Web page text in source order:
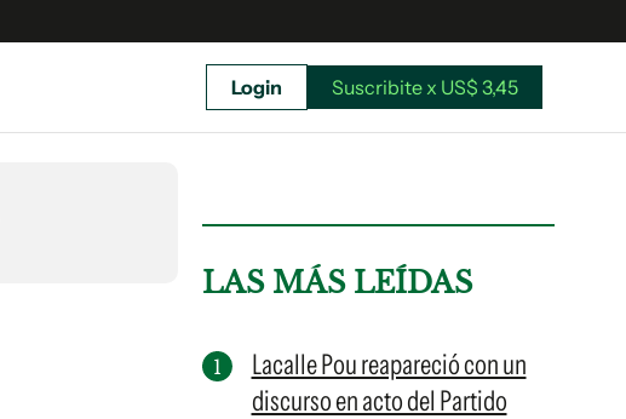
Login Suscribite x US$ 3,45
LAS MÁS LEÍDAS
Lacalle Pou reapareció con un
discurso en acto del Partido